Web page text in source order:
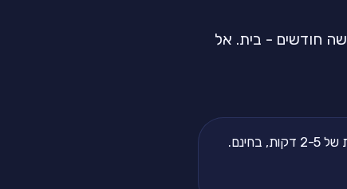
חודשים - בית. אל